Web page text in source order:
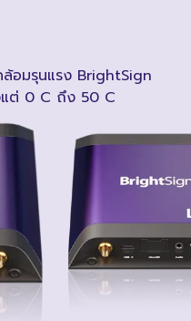
ล้อมรุนแรง BrightSign
ต่ 0 C ถึง 50 C